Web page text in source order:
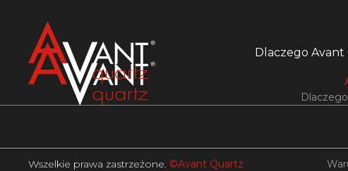
Dlaczego
Wszelkie prawa zastrzeżone. ©Avant Quartz